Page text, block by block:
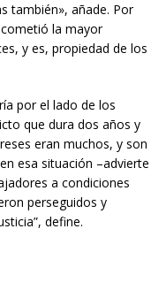
también», añade. Por
la mayor
y es, propiedad de los
por el lado de los
que dura dos años y
eran muchos, y son
esa situación –advierte
a condiciones
perseguidos y
define.